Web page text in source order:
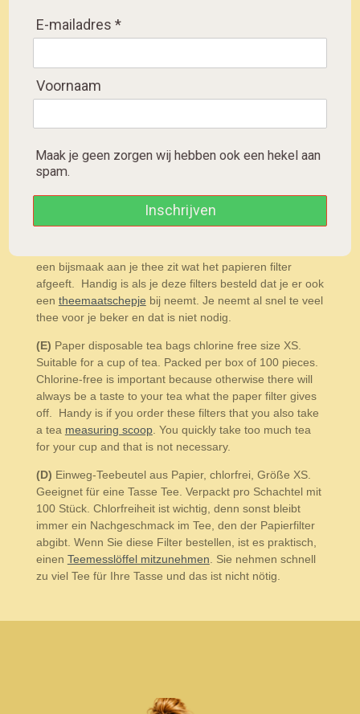
Papier
e
e
n
e
l
h
r
e
e
e
n
papieren filterzakjes voor een
beker.
Papieren wegwerp theezakjes chloorvrij maat XS.
een bijsmaak aan je thee zit wat het papieren filter
afgeeft. Handig is als je deze filters besteld dat je er ook
een theemaatschepje bij neemt. Je neemt al snel te veel
thee voor je beker en dat is niet nodig.
(E) Paper disposable tea bags chlorine free size XS.
Suitable for a cup of tea. Packed per box of 100 pieces.
Chlorine-free is important because otherwise there will
always be a taste to your tea what the paper filter gives
off. Handy is if you order these filters that you also take
a tea measuring scoop. You quickly take too much tea
for your cup and that is not necessary.
(D) Einweg-Teebeutel aus Papier, chlorfrei, Größe XS.
Geeignet für eine Tasse Tee. Verpackt pro Schachtel mit
100 Stück. Chlorfreiheit ist wichtig, denn sonst bleibt
immer ein Nachgeschmack im Tee, den der Papierfilter
abgibt. Wenn Sie diese Filter bestellen, ist es praktisch,
einen Teemesslöffel mitzunehmen . Sie nehmen schnell
zu viel Tee für Ihre Tasse und das ist nicht nötig.
E-mailadres *
Voornaam
Maak je geen zorgen wij hebben ook een hekel aan
spam.
Inschrijven